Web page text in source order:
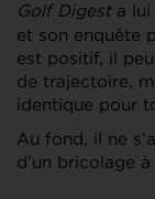
Golf Digesta lui
et son enquête
est positif, il
de trajectoire,
identique pour
Au fond, il ne
d’un bricolage